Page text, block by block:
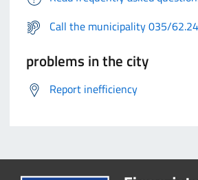
Call the municipality 035/
problems in the city
Report inefficiency